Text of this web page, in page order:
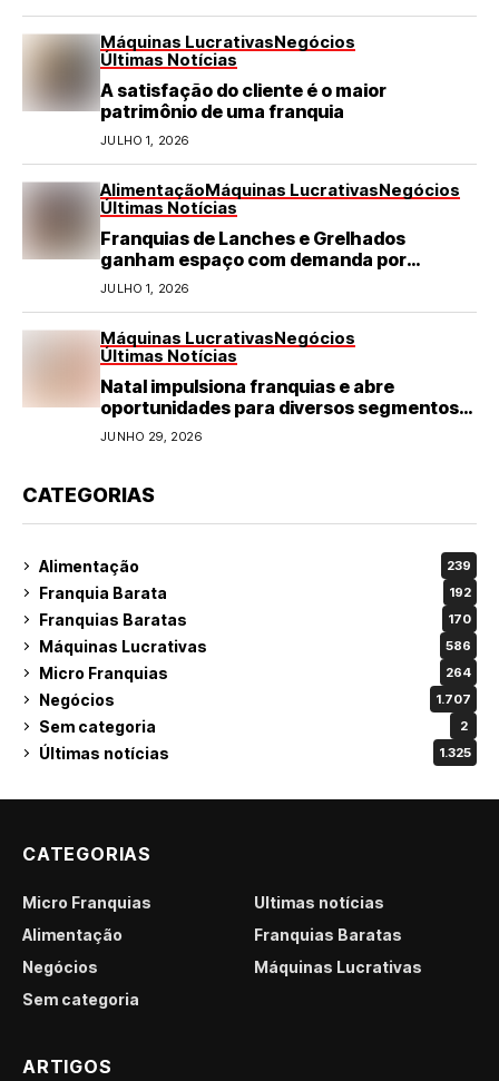
Máquinas LucrativasNegócios
Últimas Notícias
A satisfação do cliente é o maior
patrimônio de uma franquia
JULHO 1, 2026
AlimentaçãoMáquinas LucrativasNegócios
Últimas Notícias
Franquias de Lanches e Grelhados
ganham espaço com demanda por
refeições rápidas e de qualidade
JULHO 1, 2026
Máquinas LucrativasNegócios
Últimas Notícias
Natal impulsiona franquias e abre
oportunidades para diversos segmentos
do varejo
JUNHO 29, 2026
CATEGORIAS
Alimentação 239
Franquia Barata 192
Franquias Baratas 170
Máquinas Lucrativas 586
Micro Franquias 264
Negócios 1.707
Sem categoria 2
Últimas notícias 1.325
CATEGORIAS
Micro Franquias
Últimas notícias
Alimentação
Franquias Baratas
Negócios
Máquinas Lucrativas
Sem categoria
ARTIGOS